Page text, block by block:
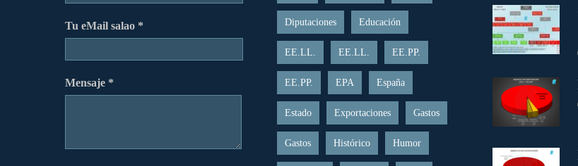
Tu eMail salao *
Mensaje *
Diputaciones Educación
EE.LL. EE.LL. EE.PP.
EE.PP. EPA España
Estado Exportaciones Gastos
Gastos Histórico Humor